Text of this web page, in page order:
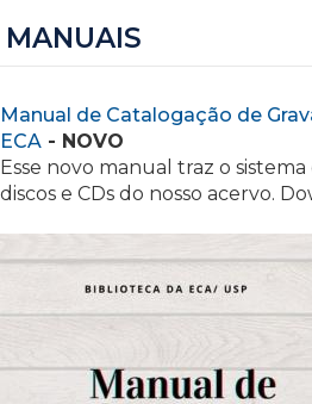
MANUAIS
Manual de Catalogação de
ECA - NOVO
Esse novo manual traz o
discos e CDs do nosso acervo.